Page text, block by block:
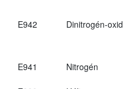
E942 Dinitrogén-oxid
E941 Nitrogén